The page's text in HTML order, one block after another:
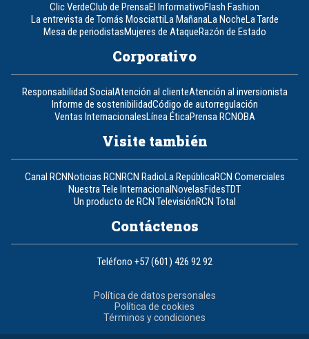
Clic VerdeClub de PrensaEl InformativoFlash Fashion
La entrevista de Tomás MosciattiLa MañanaLa NocheLa Tarde
Mesa de periodistasMujeres de AtaqueRazón de Estado
Corporativo
Responsabilidad SocialAtención al clienteAtención al inversionista
Informe de sostenibilidadCódigo de autorregulación
Ventas InternacionalesLínea ÉticaPrensa RCNOBA
Visite también
Canal RCNNoticias RCNRCN RadioLa RepúblicaRCN Comerciales
Nuestra Tele InternacionalNovelasFidesTDT
Un producto de RCN TelevisiónRCN Total
Contáctenos
Teléfono +57 (601) 426 92 92
Política de datos personales
Política de cookies
Términos y condiciones